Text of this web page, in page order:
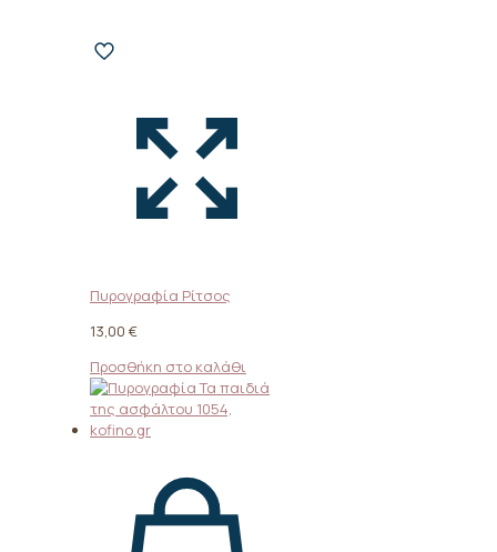
Πυρογραφία Ρίτσος
13,00 €
Προσθήκη στο καλάθι